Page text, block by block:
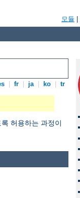
모듈
fr ja ko tr
허용하는 과정이